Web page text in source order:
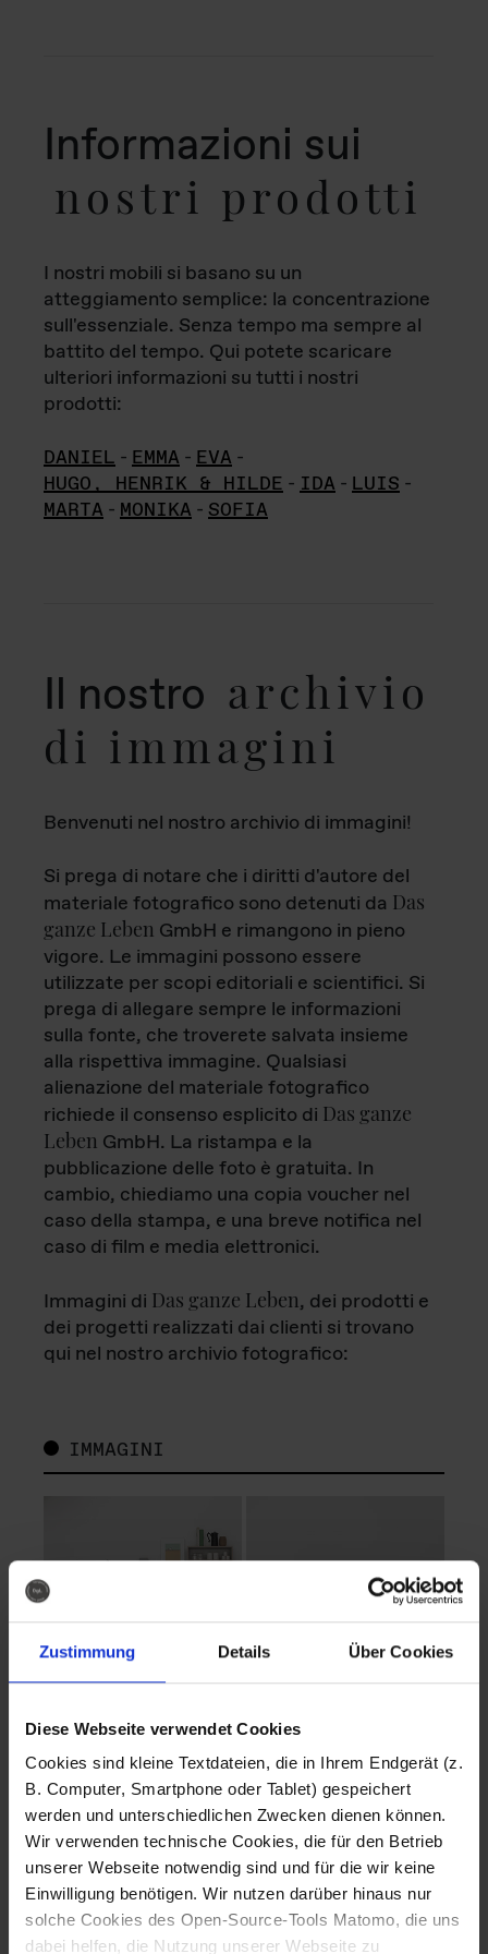
Zustimmung Details Über Cookies
Diese Webseite verwendet Cookies
Cookies sind kleine Textdateien, die in Ihrem Endgerät (z.
B. Computer, Smartphone oder Tablet) gespeichert
werden und unterschiedlichen Zwecken dienen können.
Wir verwenden technische Cookies, die für den Betrieb
unserer Webseite notwendig sind und für die wir keine
Einwilligung benötigen. Wir nutzen darüber hinaus nur
solche Cookies des Open-Source-Tools Matomo, die uns
dabei helfen, die Nutzung unserer Webseite zu
Informazioni sui
nostri prodotti
I nostri mobili si basano su un
atteggiamento semplice: la concentrazione
sull'essenziale. Senza tempo ma sempre al
battito del tempo. Qui potete scaricare
ulteriori informazioni su tutti i nostri
prodotti:
DANIEL - EMMA - EVA -
HUGO, HENRIK & HILDE - IDA - LUIS -
MARTA - MONIKA - SOFIA
Il nostro archivio
di immagini
Benvenuti nel nostro archivio di immagini!
Si prega di notare che i diritti d'autore del
materiale fotografico sono detenuti da Das
ganze Leben GmbH e rimangono in pieno
vigore. Le immagini possono essere
utilizzate per scopi editoriali e scientifici. Si
prega di allegare sempre le informazioni
sulla fonte, che troverete salvata insieme
alla rispettiva immagine. Qualsiasi
alienazione del materiale fotografico
richiede il consenso esplicito di Das ganze
Leben GmbH. La ristampa e la
pubblicazione delle foto è gratuita. In
cambio, chiediamo una copia voucher nel
caso della stampa, e una breve notifica nel
caso di film e media elettronici.
Immagini di Das ganze Leben, dei prodotti e
dei progetti realizzati dai clienti si trovano
qui nel nostro archivio fotografico:
IMMAGINI
Fotografo: Lorenz
Sternbach
Download
Fotografo: Lorenz
Sternbach
Download